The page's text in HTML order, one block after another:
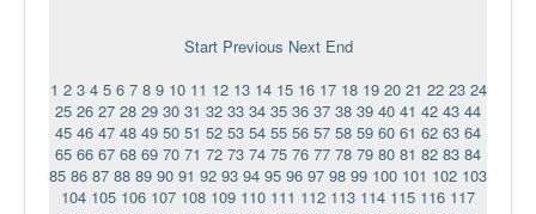
Start Previous Next End
1 2 3 4 5 6 7 8 9 10 11 12 13 14 15 16 17 18 19 20 21 22 23 24
25 26 27 28 29 30 31 32 33 34 35 36 37 38 39 40 41 42 43 44
45 46 47 48 49 50 51 52 53 54 55 56 57 58 59 60 61 62 63 64
65 66 67 68 69 70 71 72 73 74 75 76 77 78 79 80 81 82 83 84
85 86 87 88 89 90 91 92 93 94 95 96 97 98 99 100 101 102 103
104 105 106 107 108 109 110 111 112 113 114 115 116 117